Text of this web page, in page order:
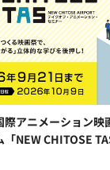
際アニメーション映
NEW CHITOSE